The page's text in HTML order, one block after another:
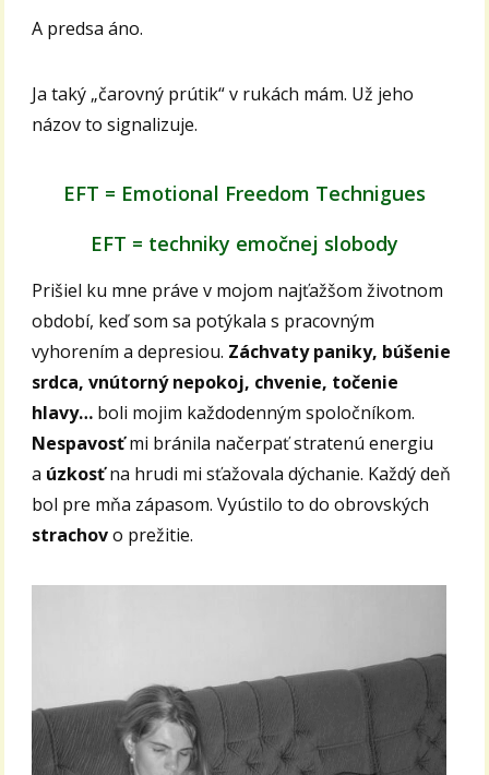
A predsa áno.
Ja taký „čarovný prútik“ v rukách mám. Už jeho
názov to signalizuje.
EFT = Emotional Freedom Technigues
EFT = techniky emočnej slobody
Prišiel ku mne práve v mojom najťažšom životnom
období, keď som sa potýkala s pracovným
vyhorením a depresiou. Záchvaty paniky, búšenie
srdca, vnútorný nepokoj, chvenie, točenie
hlavy… boli mojim každodenným spoločníkom.
Nespavosťmi bránila načerpať stratenú energiu
a úzkosťna hrudi mi sťažovala dýchanie. Každý deň
bol pre mňa zápasom. Vyústilo to do obrovských
strachovo prežitie.